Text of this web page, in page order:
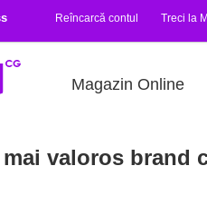
Reîncarcă contul Treci la
Magazin Online
mai valoros brand